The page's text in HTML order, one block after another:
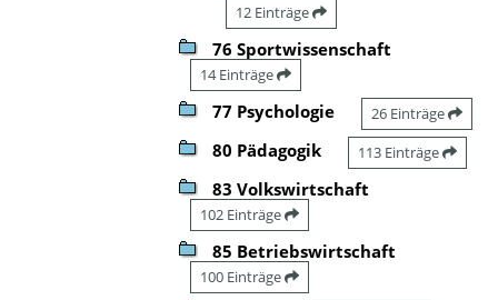
12 Einträge
76 Sportwissenschaft
14 Einträge
77 Psychologie 26 Einträge
80 Pädagogik 113 Einträge
83 Volkswirtschaft
102 Einträge
85 Betriebswirtschaft
100 Einträge